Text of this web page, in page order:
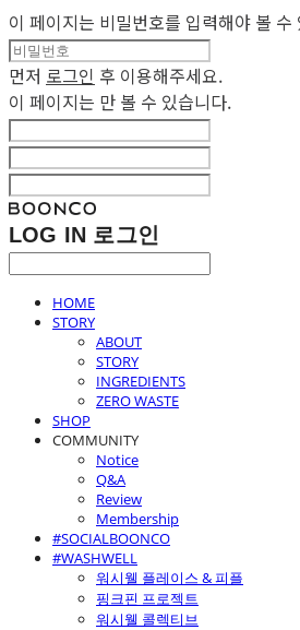
이 페이지는 비밀번호를 입력해야 볼 수
먼저 로그인 후 이용해주세요.
이 페이지는 만 볼 수 있습니다.
LOG IN 로그인
HOME
STORY
ABOUT
STORY
INGREDIENTS
ZERO WASTE
SHOP
COMMUNITY
Notice
Q&A
Review
Membership
#SOCIALBOONCO
#WASHWELL
워시웰 플레이스 & 피플
핑크핀 프로젝트
워시웰 콜렉티브